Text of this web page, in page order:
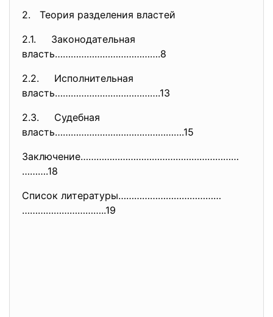
2. Теория разделения властей
2.1. Законодательная
власть………………………………….8
2.2. Исполнительная
власть………………………………….13
2.3. Судебная
власть………………………………………….15
Заключение……………………………………………………
……….18
Список литературы…………………………………
…………………………..19